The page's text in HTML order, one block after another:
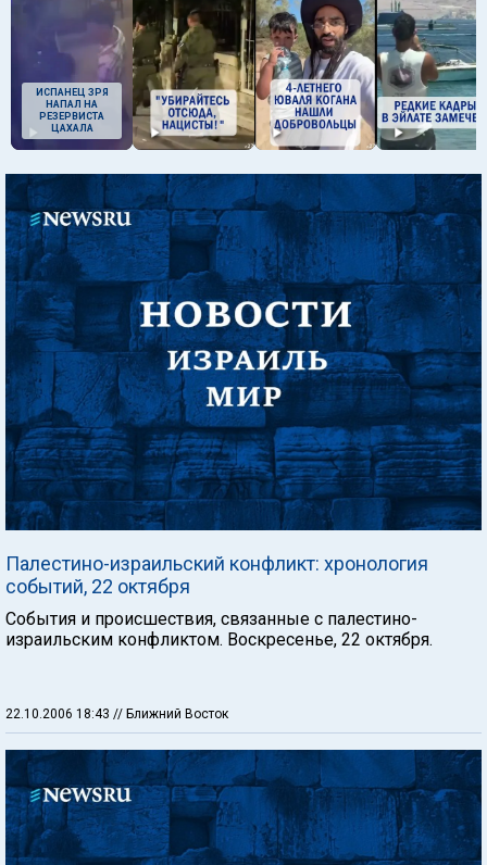
ИСПАНЕЦ ЗРЯ
НАПАЛ НА
РЕЗЕРВИСТА
ЦАХАЛА
Палестино-израильский конфликт: хронология
событий, 22 октября
События и происшествия, связанные с палестино-
израильским конфликтом. Воскресенье, 22 октября.
22.10.2006 18:43 // Ближний Восток